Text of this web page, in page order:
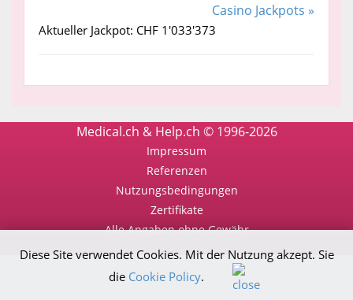
Casino Jackpots »
Aktueller Jackpot: CHF 1'033'373
Medical.ch & Help.ch © 1996-2026
Impressum
Referenzen
Nutzungsbedingungen
Zertifikate
Alle Angaben ohne Gewähr
Diese Site verwendet Cookies. Mit der Nutzung akzept. Sie
die Cookie Policy.